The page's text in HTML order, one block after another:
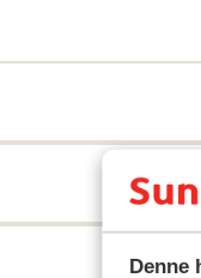
Denne
poolområder,
byen. Når du
i prisen, så du
til voksne som